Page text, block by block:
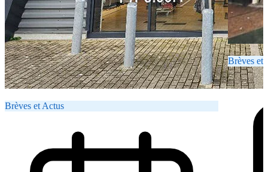
Brèves et Actus
Brèves et